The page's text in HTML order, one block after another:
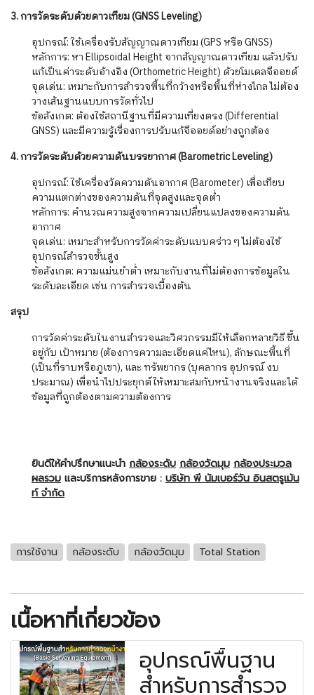
3. การวัดระดับด้วยดาวเทียม (GNSS Leveling)
อุปกรณ์: ใช้เครื่องรับสัญญาณดาวเทียม (GPS หรือ GNSS)
หลักการ: หา Ellipsoidal Height จากสัญญาณดาวเทียม แล้วปรับ
แก้เป็นค่าระดับอ้างอิง (Orthometric Height) ด้วยโมเดลจีออยด์
จุดเด่น: เหมาะกับการสำรวจพื้นที่กว้างหรือพื้นที่ห่างไกล ไม่ต้อง
วางเส้นฐานแบบการวัดทั่วไป
ข้อสังเกต: ต้องใช้สถานีฐานที่มีความเที่ยงตรง (Differential
GNSS) และมีความรู้เรื่องการปรับแก้จีออยด์อย่างถูกต้อง
4. การวัดระดับด้วยความดันบรรยากาศ (Barometric Leveling)
อุปกรณ์: ใช้เครื่องวัดความดันอากาศ (Barometer) เพื่อเทียบ
ความแตกต่างของความดันที่จุดสูงและจุดต่ำ
หลักการ: คำนวณความสูงจากความเปลี่ยนแปลงของความดัน
อากาศ
จุดเด่น: เหมาะสำหรับการวัดค่าระดับแบบคร่าว ๆ ไม่ต้องใช้
อุปกรณ์สำรวจขั้นสูง
ข้อสังเกต: ความแม่นยำต่ำ เหมาะกับงานที่ไม่ต้องการข้อมูลใน
ระดับละเอียด เช่น การสำรวจเบื้องต้น
สรุป
การวัดค่าระดับในงานสำรวจและวิศวกรรมมีให้เลือกหลายวิธี ขึ้น
อยู่กับ เป้าหมาย (ต้องการความละเอียดแค่ไหน), ลักษณะพื้นที่
(เป็นที่ราบหรือภูเขา), และ ทรัพยากร (บุคลากร อุปกรณ์ งบ
ประมาณ) เพื่อนำไปประยุกต์ให้เหมาะสมกับหน้างานจริงและได้
ข้อมูลที่ถูกต้องตามความต้องการ
ยินดีให้คำปรึกษาแนะนำ กล้องระดับ กล้องวัดมุม กล้องประมวล
ผลรวม และบริการหลังการขาย : บริษัท พี นัมเบอร์วัน อินสตรูเม้น
ท์ จำกัด
การใช้งาน กล้องระดับ กล้องวัดมุม Total Station
เนื้อหาที่เกี่ยวข้อง
อุปกรณ์พื้นฐาน
สำหรับการสำรวจ